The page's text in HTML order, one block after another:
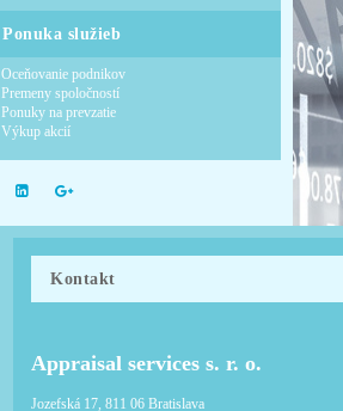
Ponuka služieb
Oceňovanie podnikov
Premeny spoločností
Ponuky na prevzatie
Výkup akcií
Kontakt
Appraisal services s. r. o.
Jozefská 17, 811 06 Bratislava